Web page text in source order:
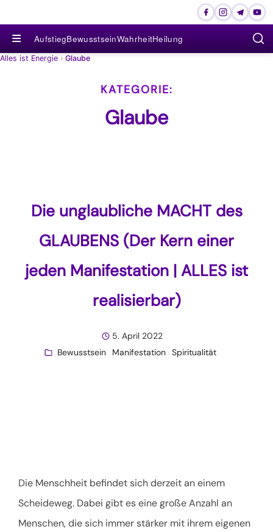
≡ AufstiegBewusstseinWahrheitHeilung
Alles ist Energie › Glaube
Glaube
Die unglaubliche MACHT des
GLAUBENS (Der Kern einer
jeden Manifestation | ALLES ist
realisierbar)
5. April 2022
Bewusstsein
Manifestation Spiritualität
Die Menschheit befindet sich derzeit an einem
Scheideweg. Dabei gibt es eine große Anzahl an
Menschen, die sich immer stärker mit ihrem eigenen